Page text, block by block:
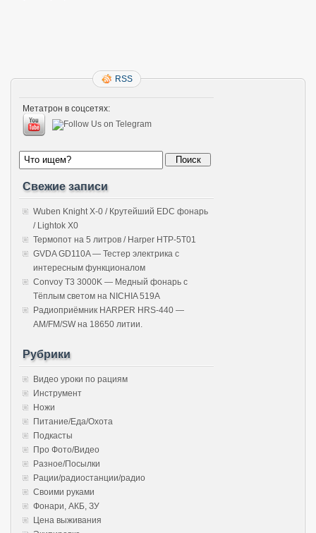
RSS
Метатрон в соцсетях:
Свежие записи
Wuben Knight X-0 / Крутейший EDC фонарь
/ Lightok X0
Термопот на 5 литров / Harper HTP-5T01
GVDA GD110A — Тестер электрика с
интересным функционалом
Convoy T3 3000K — Медный фонарь с
Тёплым светом на NICHIA 519A
Радиоприёмник HARPER HRS-440 —
AM/FM/SW на 18650 литии.
Рубрики
Видео уроки по рациям
Инструмент
Ножи
Питание/Еда/Охота
Подкасты
Про Фото/Видео
Разное/Посылки
Рации/радиостанции/радио
Своими руками
Фонари, АКБ, ЗУ
Цена выживания